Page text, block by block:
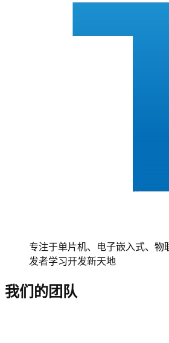
专注于单片机、电子嵌入式、物
发者学习开发新天地
我们的团队